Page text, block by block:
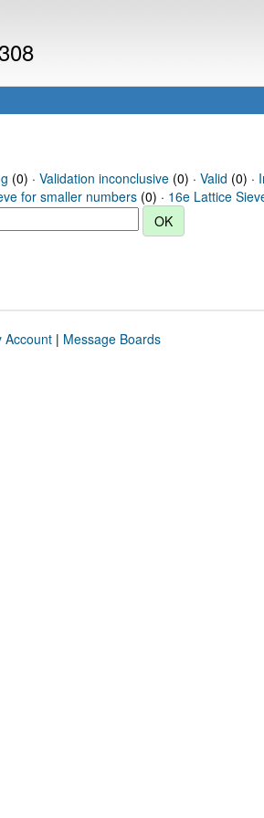
(0) · Validation inconclusive(0) · Valid (0) ·
for smaller numbers (0) · 16e Lattice
Account| Message Boards